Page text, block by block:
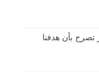
تصرح بأن هدفنا